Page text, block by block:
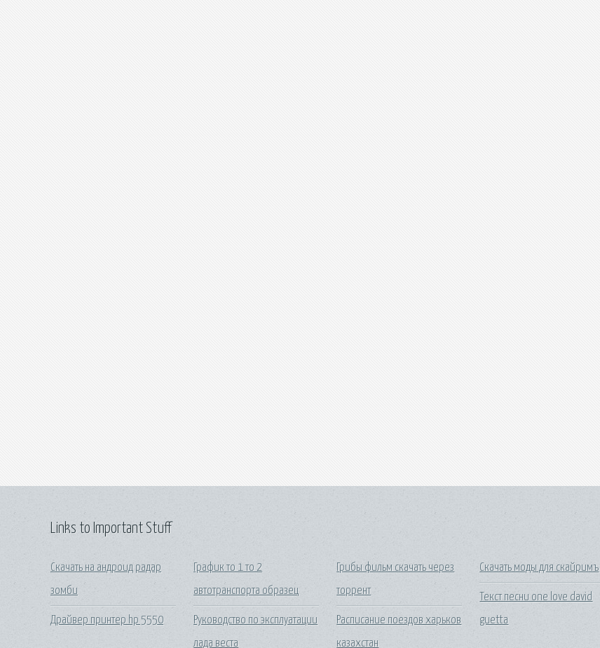
Links to Important Stuff
Скачать на андроид радар
зомби
Драйвер принтер hp 5550
График то 1 то 2
автотранспорта образец
Руководство по эксплуатации
лада веста
Грибы фильм скачать через
торрент
Расписание поездов харьков
казахстан
Скачать моды для скайримъ
Текст песни one love david
guetta